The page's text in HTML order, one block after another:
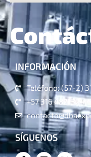
INFORMACIÓN
Teléfono: (57-2)
+57 316 4821324
SÍGUENOS